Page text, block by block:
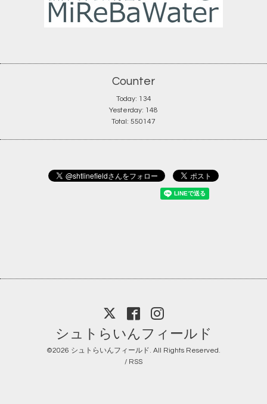
Counter
Today: 134
Yesterday: 148
Total: 550147
シュトらいんフィールド
©2026 シュトらいんフィールド. All Rights Reserved.
/ RSS